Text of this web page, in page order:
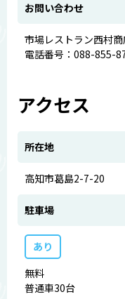
お問い合わせ
市場レストラン西村
電話番号：088-855-
アクセス
所在地
高知市葛島2-7-20
駐車場
あり
無料
普通車30台